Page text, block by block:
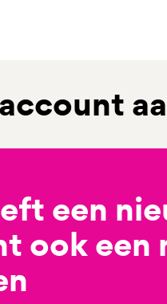
een
ook een